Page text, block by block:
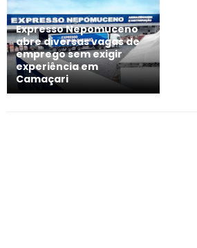
Expresso Nepomuceno
abre diversas vagas de
emprego sem exigir
experiência em
Camaçari